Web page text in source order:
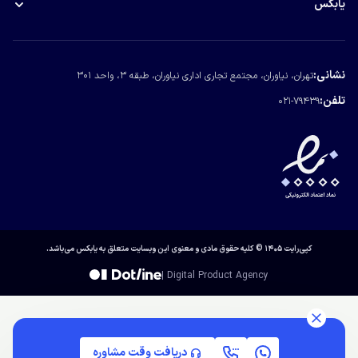
ویزای J-1 آمریکا
یابکس
مجله یابکس
نشانی:تهران، نیاوران، مجتمع تجاری اداری نیاوران، طبقه ۳، واحد ۳۰۱
تلفن:021-79439
کپی‌رایت ۱۴۰۵ © کلیه حقوق مادی و معنوی این وبسایت متعلق به یابکس می‌باشد.
| Digital Product Agency
دریافت وقت مشاوره